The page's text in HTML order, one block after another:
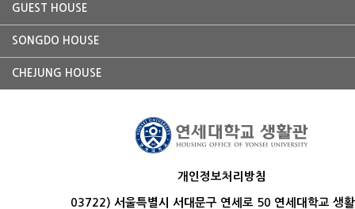
GUEST HOUSE
SONGDO HOUSE
CHEJUNG HOUSE
개인정보처리방침
03722) 서울특별시 서대문구 연세로 50 연세대학교 생